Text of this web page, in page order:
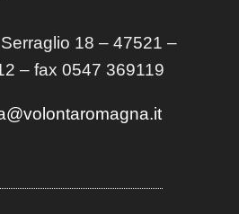
18 – 47521 –
– fax 0547 369119